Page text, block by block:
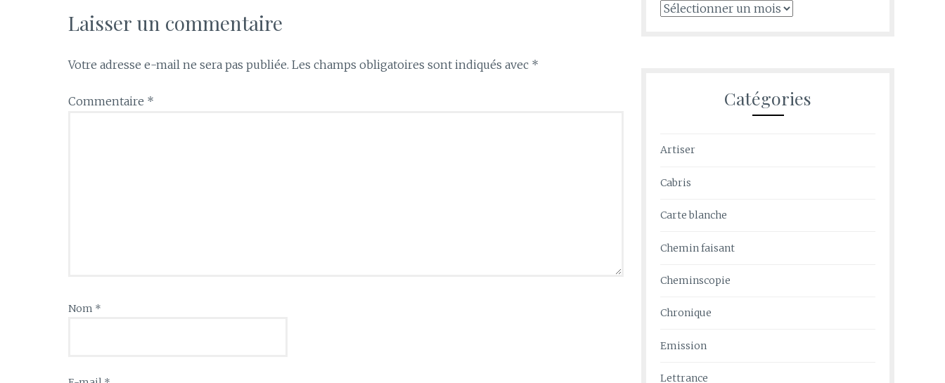
Laisser un commentaire
Votre adresse e-mail ne sera pas publiée. Les champs obligatoires sont indiqués avec *
Commentaire *
Nom *
Archives
Catégories
Artiser
Cabris
Carte blanche
Chemin faisant
Cheminscopie
Chronique
Emission
Lettrance